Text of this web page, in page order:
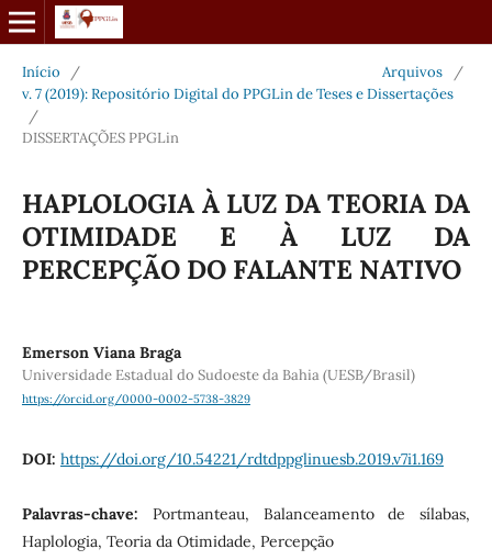
Início / Arquivos
/
v. 7 (2019): Repositório Digital do PPGLin de Teses e Dissertações
/
DISSERTAÇÕES PPGLin
HAPLOLOGIA À LUZ DA TEORIA DA
OTIMIDADE E À LUZ DA
PERCEPÇÃO DO FALANTE NATIVO
Emerson Viana Braga
Universidade Estadual do Sudoeste da Bahia (UESB/Brasil)
https://orcid.org/0000-0002-5738-3829
DOI: https://doi.org/10.54221/rdtdppglinuesb.2019.v7i1.169
Palavras-chave: Portmanteau, Balanceamento de sílabas,
Haplologia, Teoria da Otimidade, Percepção